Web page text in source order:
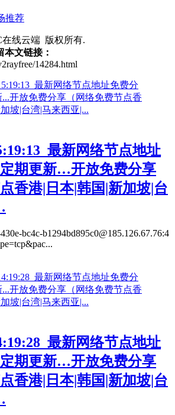
推荐
在线云端 版权所有.
本文链接：
14284.html
最新网络节点地址
期更新…开放免费分享
香港|日本|韩国|新加坡|台
bc4c-b1294bd895c0@185.126.67.76:4
最新网络节点地址
期更新…开放免费分享
香港|日本|韩国|新加坡|台